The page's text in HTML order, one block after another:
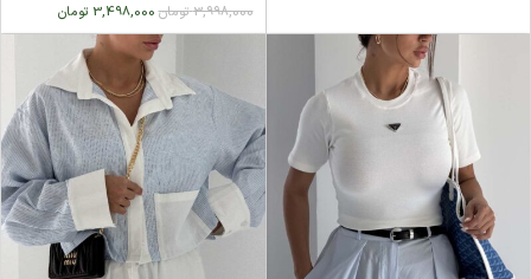
3,998,000تومان 3,498,000 تومان